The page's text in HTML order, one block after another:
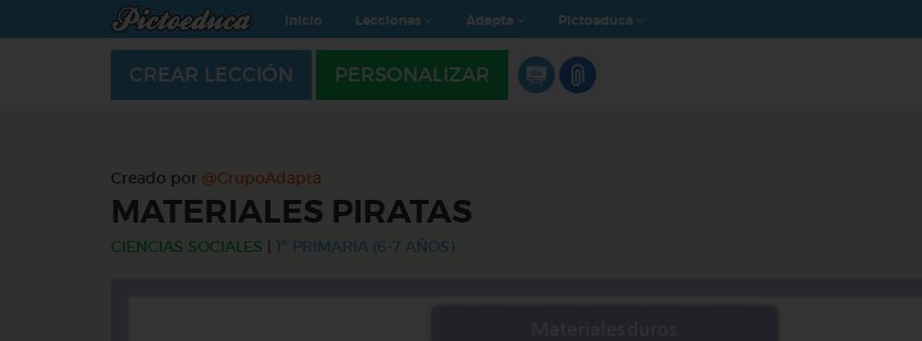
Inicio Lecciones Adapta Pictoeduca
CREAR LECCIÓN PERSONALIZAR
Creado por @GrupoAdapta
MATERIALES PIRATAS
CIENCIAS SOCIALES 1º PRIMARIA (6-7 AÑOS)